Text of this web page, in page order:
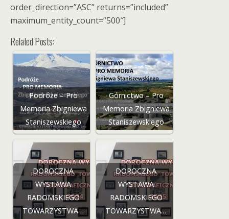
order_direction=”ASC” returns=”included”
maximum_entity_count=”500″]
Related Posts:
Podróże – Pro
Memoria Zbigniewa
Staniszewskiego
Górnictwo – Pro
Memoria Zbigniewa
Staniszewskiego
DOROCZNA
WYSTAWA
RADOMSKIEGO
TOWARZYSTWA…
DOROCZNA
WYSTAWA
RADOMSKIEGO
TOWARZYSTWA…